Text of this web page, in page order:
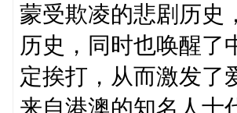
蒙受欺凌的悲剧历史
历史，同时也唤醒了
定挨打，从而激发了
来自港澳的知名人士